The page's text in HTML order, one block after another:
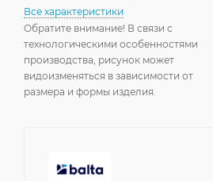
Все характеристики
Обратите внимание! В связи с
технологическими особенностями
производства, рисунок может
видоизменяться в зависимости от
размера и формы изделия.